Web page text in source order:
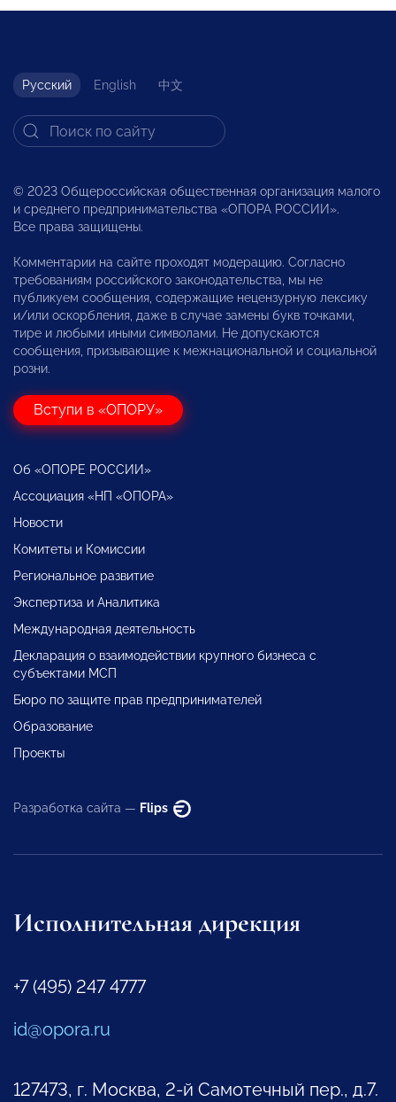
Русский English 中文
© 2023 Общероссийская общественная организация малого
и среднего предпринимательства «ОПОРА РОССИИ».
Все права защищены.
Комментарии на сайте проходят модерацию. Согласно
требованиям российского законодательства, мы не
публикуем сообщения, содержащие нецензурную лексику
и/или оскорбления, даже в случае замены букв точками,
тире и любыми иными символами. Не допускаются
сообщения, призывающие к межнациональной и социальной
розни.
Вступи в «ОПОРУ»
Об «ОПОРЕ РОССИИ»
Ассоциация «НП «ОПОРА»
Новости
Комитеты и Комиссии
Региональное развитие
Экспертиза и Аналитика
Международная деятельность
Декларация о взаимодействии крупного бизнеса с
субъектами МСП
Бюро по защите прав предпринимателей
Образование
Проекты
Разработка сайта — Flips
Исполнительная дирекция
+7 (495) 247 4777
id@opora.ru
127473, г. Москва, 2-й Самотечный пер., д.7.